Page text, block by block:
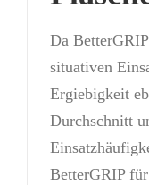
Da
situativen
Ergiebigkeit
Durchschnitt
BetterGRIP